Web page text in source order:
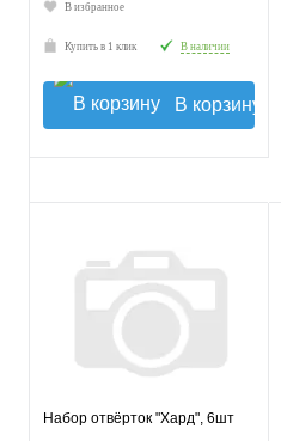
В избранное
Купить в 1 клик В наличии
В корзину
Набор отвёрток "Хард", 6шт